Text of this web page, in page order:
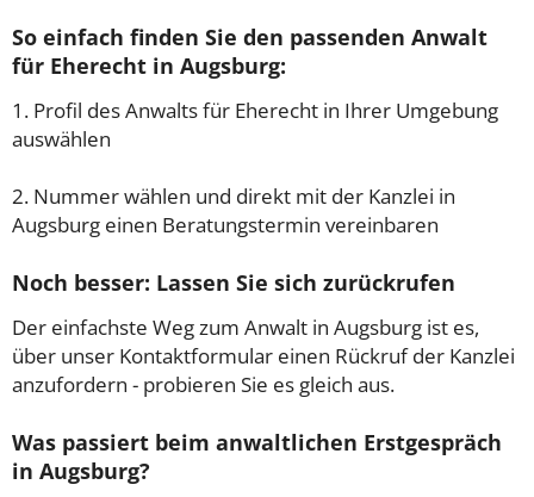
So einfach finden Sie den passenden Anwalt
für Eherecht in Augsburg:
1. Profil des Anwalts für Eherecht in Ihrer Umgebung
auswählen
2. Nummer wählen und direkt mit der Kanzlei in
Augsburg einen Beratungstermin vereinbaren
Noch besser: Lassen Sie sich zurückrufen
Der einfachste Weg zum Anwalt in Augsburg ist es,
über unser Kontaktformular einen Rückruf der Kanzlei
anzufordern - probieren Sie es gleich aus.
Was passiert beim anwaltlichen Erstgespräch
in Augsburg?